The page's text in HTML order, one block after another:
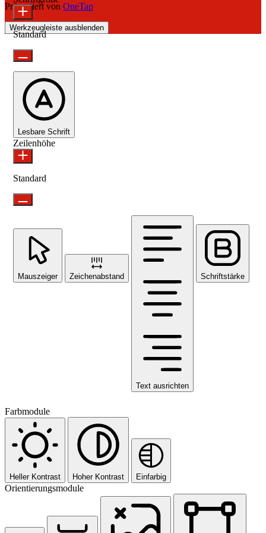
Präsentiert von OneTap
Werkzeugleiste ausblenden
Standard
Lesbare Schrift
Zeilenhöhe
Standard
Mauszeiger Zeichenabstand
Text ausrichten
Schriftstärke
Farbmodule
Heller Kontrast Hoher Kontrast Einfarbig
Orientierungsmodule